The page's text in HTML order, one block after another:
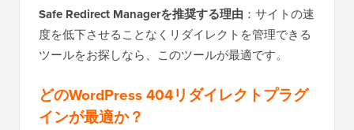
Safe Redirect Managerを推奨する理由 ：サイトの速
度を低下させることなくリダイレクトを管理できる
ツールをお探しなら、このツールが最適です。
どのWordPress 404リダイレクトプラグ
インが最適か？